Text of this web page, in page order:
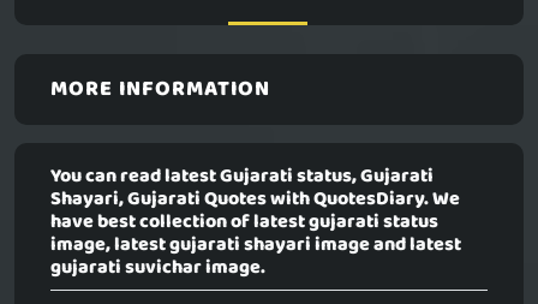
MORE INFORMATION
You can read latest Gujarati status, Gujarati
Shayari, Gujarati Quotes with QuotesDiary. We
have best collection of latest gujarati status
image, latest gujarati shayari image and latest
gujarati suvichar image.